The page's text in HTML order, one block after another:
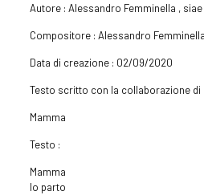
Autore : Alessandro Femminella , siae
Compositore : Alessandro
Data di creazione : 02/09/2020
Testo scritto con la collaborazione di
Mamma
Testo :
Mamma
Io parto